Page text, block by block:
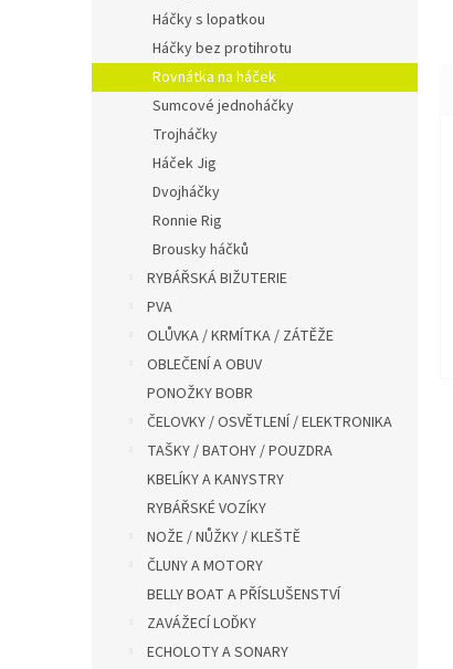
Háčky s lopatkou
Háčky bez protihrotu
Rovnátka na háček
Sumcové jednoháčky
Trojháčky
Háček Jig
Dvojháčky
Ronnie Rig
Brousky háčků
RYBÁŘSKÁ BIŽUTERIE
PVA
OLŮVKA / KRMÍTKA / ZÁTĚŽE
OBLEČENÍ A OBUV
PONOŽKY BOBR
ČELOVKY / OSVĚTLENÍ / ELEKTRONIKA
TAŠKY / BATOHY / POUZDRA
KBELÍKY A KANYSTRY
RYBÁŘSKÉ VOZÍKY
NOŽE / NŮŽKY / KLEŠTĚ
ČLUNY A MOTORY
BELLY BOAT A PŘÍSLUŠENSTVÍ
ZAVÁŽECÍ LOĎKY
ECHOLOTY A SONARY